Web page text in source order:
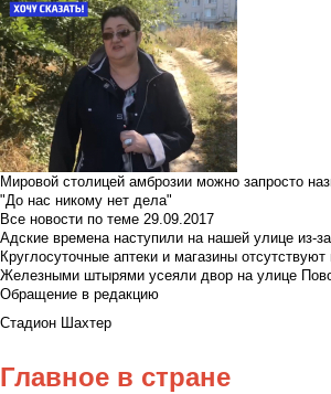
Мировой столицей амброзии можно запросто
"До нас никому нет дела"
Все новости по теме 29.09.2017
Адские времена наступили на нашей улице из-
Круглосуточные аптеки и магазины
Железными штырями усеяли двор на улице
Обращение в редакцию
Стадион Шахтер
Главное в стране